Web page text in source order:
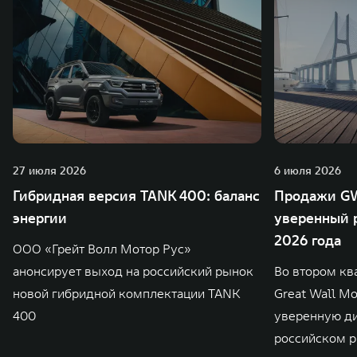
27 июля 2026
Гибридная версия TANK 400: баланс
энергии
ООО «Грейт Волл Мотор Рус»
анонсирует выход на российский рынок
новой гибридной комплектации TANK
400
6 июля 2026
Продажи
уверенный
2026 года
Во втором
Great Wall
уверенную
российском